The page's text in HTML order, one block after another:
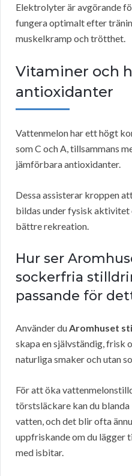
Elektrolyter är avgörande
fungera optimalt efter
muskelkramp och trötthet.
Vitaminer och
antioxidanter
Vattenmelon har ett högt
som C och A, tillsammans
jämförbara antioxidanter.
Dessa assisterar kroppen
bildas under fysisk aktivitet
bättre rekreation.
Hur ser
sockerfria
passande för
Använder duAromhuset
skapa en självständig, frisk
naturliga smaker och utan
För att öka
törstsläckare kan du
vatten, och det blir ofta
uppfriskande om du lägger
med isbitar.